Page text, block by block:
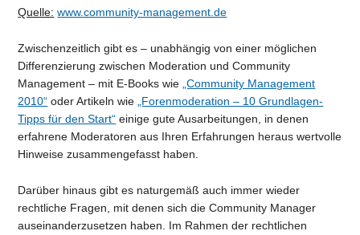
Quelle: www.community-management.de
Zwischenzeitlich gibt es – unabhängig von einer möglichen
Differenzierung zwischen Moderation und Community
Management – mit E-Books wie „Community Management
2010“ oder Artikeln wie
„Forenmoderation – 10 Grundlagen-
Tipps für den Start“ einige gute Ausarbeitungen, in denen
erfahrene Moderatoren aus Ihren Erfahrungen heraus wertvolle
Hinweise zusammengefasst haben.
Darüber hinaus gibt es naturgemäß auch immer wieder
rechtliche Fragen, mit denen sich die Community Manager
auseinanderzusetzen haben. Im Rahmen der rechtlichen